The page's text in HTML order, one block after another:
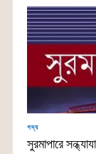
গদ্য
সুরমাপারে